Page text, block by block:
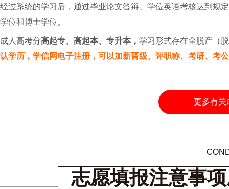
经过系统的学习后，通过毕业论文答辩、学位英语考核达到规
学位和博士学位。
成人高考分高起专、高起本、专升本， 学习形式存在全脱产（
认学历，学信网电子注册，可以加薪晋级、评职称、考研、考
更多有关
志愿填报注意事